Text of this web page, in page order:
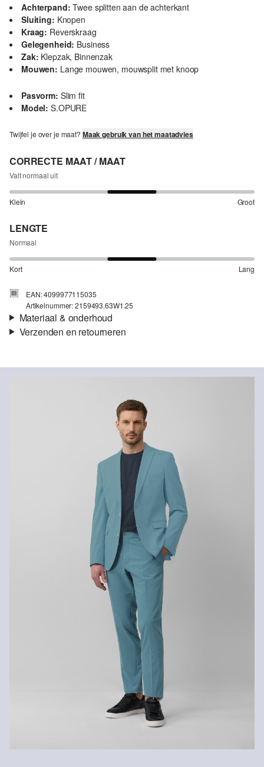
Achterpand: Twee splitten aan de achterkant
Sluiting: Knopen
Kraag: Reverskraag
Gelegenheid: Business
Zak: Klepzak, Binnenzak
Mouwen: Lange mouwen, mouwsplit met knoop
Pasvorm: Slim fit
Model: S.OPURE
Twijfel je over je maat? Maak gebruik van het maatadvies
CORRECTE MAAT / MAAT
Valt normaal uit
Klein Groot
LENGTE
Normaal
Kort Lang
EAN: 4099977115035
Artikelnummer: 2159493.63W1.25
Materiaal & onderhoud
Voering: Licht gevoerd, volledig gevoerd
Niet bleken met chloor
Niet geschikt voor de droger
Niet heet strijken
Chemische reiniging met perchloorethyleen
Gerecyclede vezels
Om bij te dragen aan het kringloopgebruik in de textielproductie,
gebruiken we steeds meer gerecyclede vezels in onze producten.
Bevat gerecycled polyester: Dit product bevat gerecycled polyester
dat gemaakt is van gerecycled plastic zoals petflessen of
gerecyclede vezels die afkomstig zijn van gebruikte kleding.
Verzenden en retourneren
Je bestelling wordt binnen 3-5 werkdagen verzonden door bpost.
Je kunt je artikelen binnen 14 dagen gratis aan ons retourneren.
Als je onze s.Oliver Card hebt, kun je artikelen zelfs binnen 30
dagen gratis retourneren.